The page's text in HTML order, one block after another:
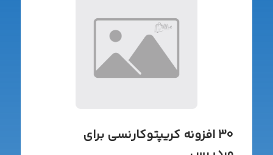
30 افزونه کریپتوکارنسی برای